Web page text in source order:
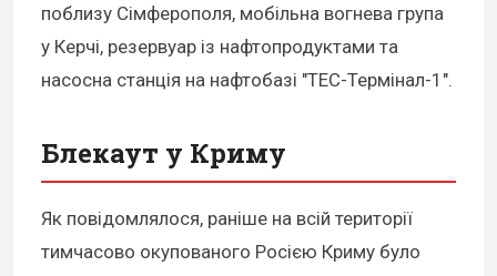
поблизу Сімферополя, мобільна вогнева група
у Керчі, резервуар із нафтопродуктами та
насосна станція на нафтобазі "ТЕС-Термінал-1".
Блекаут у Криму
Як повідомлялося, раніше на всій території
тимчасово окупованого Росією Криму було